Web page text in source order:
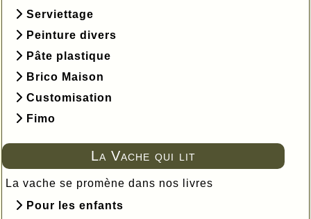
Serviettage
Peinture divers
Pâte plastique
Brico Maison
Customisation
Fimo
La Vache qui lit
La vache se promène dans nos livres
Pour les enfants